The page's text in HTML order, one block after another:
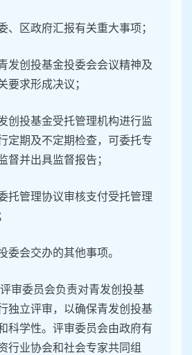
、区政府汇报有关重大事项；
发创投基金投委会会议精神及
要求形成决议；
创投基金受托管理机构进行监
定期及不定期检查，可委托专
督并出具监督报告；
托管理协议审核支付受托管理
委会交办的其他事项。
审委员会负责对青发创投基
独立评审，以确保青发创投基
科学性。评审委员会由政府有
行业协会和社会专家共同组